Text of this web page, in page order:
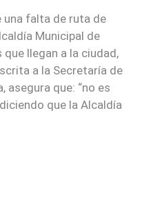
una falta de ruta de
Municipal de
llegan a la ciudad,
a la Secretaría de
asegura que: “no es
que la Alcaldía